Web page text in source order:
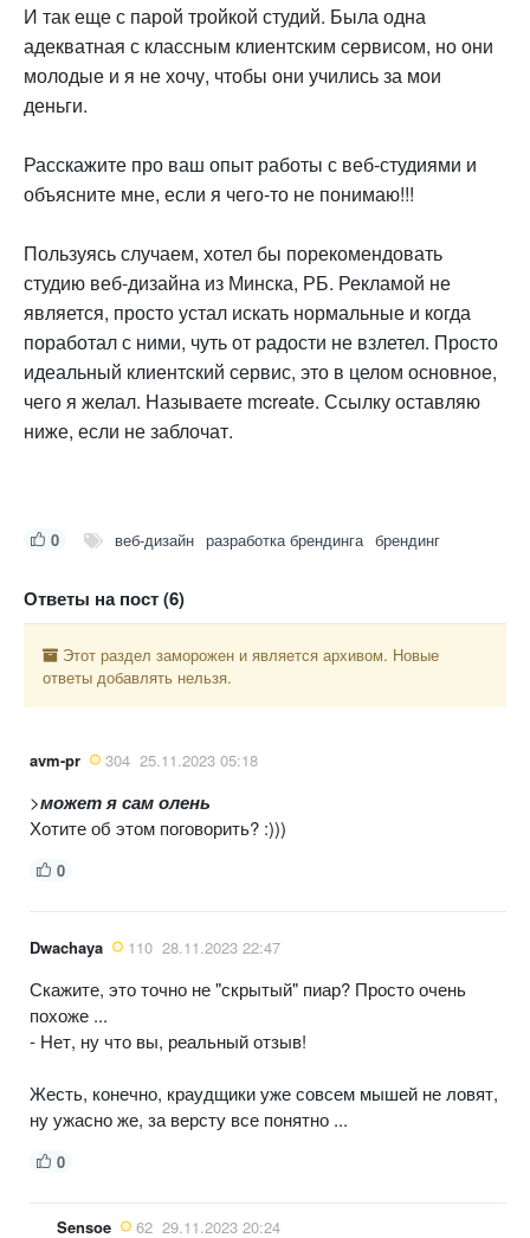
И так еще с парой тройкой студий. Была одна
адекватная с классным клиентским сервисом, но они
молодые и я не хочу, чтобы они учились за мои
деньги.
Расскажите про ваш опыт работы с веб-студиями и
объясните мне, если я чего-то не понимаю!!!
Пользуясь случаем, хотел бы порекомендовать
студию веб-дизайна из Минска, РБ. Рекламой не
является, просто устал искать нормальные и когда
поработал с ними, чуть от радости не взлетел. Просто
идеальный клиентский сервис, это в целом основное,
чего я желал. Называете mcreate. Ссылку оставляю
ниже, если не заблочат.
0 веб-дизайн разработка брендинга брендинг
Ответы на пост (6)
Этот раздел заморожен и является архивом. Новые
ответы добавлять нельзя.
avm-pr 304 25.11.2023 05:18
>может я сам олень
Хотите об этом поговорить? :)))
0
Dwachaya 110 28.11.2023 22:47
Скажите, это точно не "скрытый" пиар? Просто очень
похоже ...
- Нет, ну что вы, реальный отзыв!
Жесть, конечно, краудщики уже совсем мышей не ловят,
ну ужасно же, за версту все понятно ...
0
Sensoe 62 29.11.2023 20:24